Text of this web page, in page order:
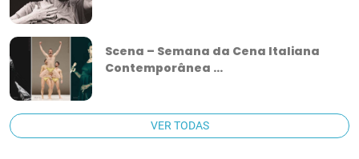
Scena – Semana da Cena Italiana
Contemporânea ...
VER TODAS